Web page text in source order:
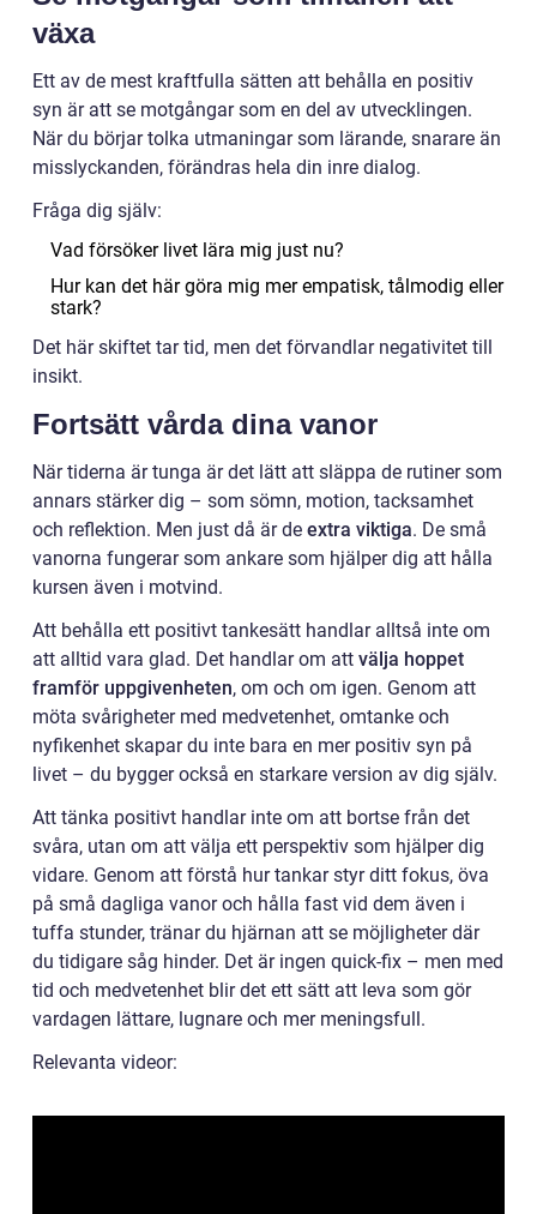
växa
Ett av de mest kraftfulla sätten att behålla en positiv
syn är att se motgångar som en del av utvecklingen.
När du börjar tolka utmaningar som lärande, snarare än
misslyckanden, förändras hela din inre dialog.
Fråga dig själv:
Vad försöker livet lära mig just nu?
Hur kan det här göra mig mer empatisk, tålmodig eller
stark?
Det här skiftet tar tid, men det förvandlar negativitet till
insikt.
Fortsätt vårda dina vanor
När tiderna är tunga är det lätt att släppa de rutiner som
annars stärker dig – som sömn, motion, tacksamhet
och reflektion. Men just då är de extra viktiga. De små
vanorna fungerar som ankare som hjälper dig att hålla
kursen även i motvind.
Att behålla ett positivt tankesätt handlar alltså inte om
att alltid vara glad. Det handlar om att välja hoppet
framför uppgivenheten, om och om igen. Genom att
möta svårigheter med medvetenhet, omtanke och
nyfikenhet skapar du inte bara en mer positiv syn på
livet – du bygger också en starkare version av dig själv.
Att tänka positivt handlar inte om att bortse från det
svåra, utan om att välja ett perspektiv som hjälper dig
vidare. Genom att förstå hur tankar styr ditt fokus, öva
på små dagliga vanor och hålla fast vid dem även i
tuffa stunder, tränar du hjärnan att se möjligheter där
du tidigare såg hinder. Det är ingen quick-fix – men med
tid och medvetenhet blir det ett sätt att leva som gör
vardagen lättare, lugnare och mer meningsfull.
Relevanta videor: